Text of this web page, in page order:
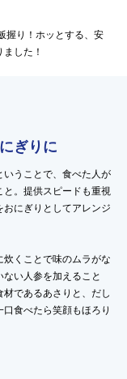
握り！ホッとする、安
した！
ぎりに
うことで、食べた人が
。提供スピードも重視
にぎりとしてアレンジ
くことで味のムラがな
い人参を加えること
であるあさりと、だし
食べたら笑顔もほろり